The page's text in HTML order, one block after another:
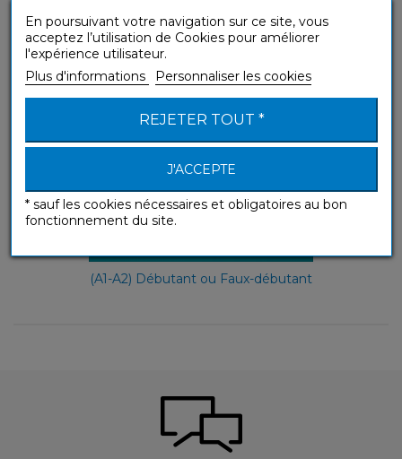
Sans Peine
(A1-A2) Débutant ou Faux-débutant
En poursuivant votre navigation sur ce site, vous
acceptez l’utilisation de Cookies pour améliorer
l'expérience utilisateur.
Plus d'informations
Personnaliser les cookies
REJETER TOUT *
J'ACCEPTE
* sauf les cookies nécessaires et obligatoires au bon
fonctionnement du site.